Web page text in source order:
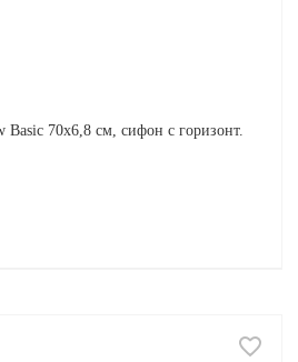
70х6,8 см, сифон с горизонт.